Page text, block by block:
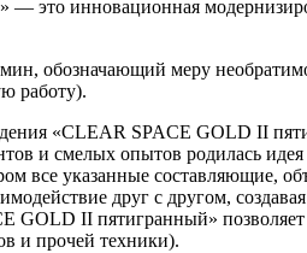
это инновационная
обозначающий меру
работу).
«CLEAR SPACE GOLD II
и смелых опытов родилась идея
все указанные составляющие,
друг с другом,
GOLD II пятигранный» позволяет
и прочей техники).